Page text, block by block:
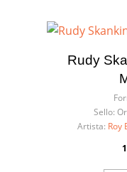
Rudy
Sello:
Artista: Roy